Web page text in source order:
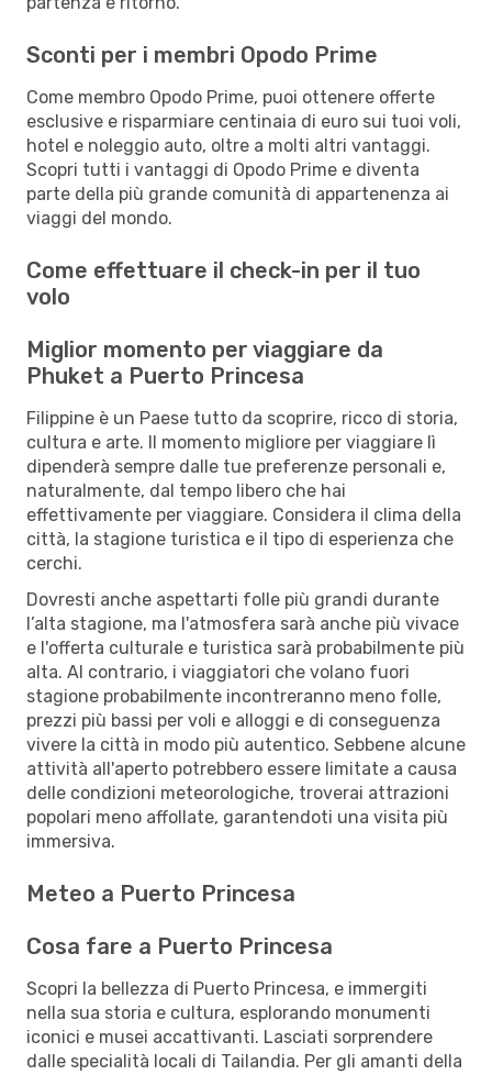
Sconti per i membri Opodo Prime
Come membro Opodo Prime, puoi ottenere offerte
esclusive e risparmiare centinaia di euro sui tuoi voli,
hotel e noleggio auto, oltre a molti altri vantaggi.
Scopri tutti i vantaggi di Opodo Prime e diventa
parte della più grande comunità di appartenenza ai
viaggi del mondo.
Come effettuare il check-in per il tuo
volo
Miglior momento per viaggiare da
Phuket a Puerto Princesa
Filippine è un Paese tutto da scoprire, ricco di storia,
cultura e arte. Il momento migliore per viaggiare lì
dipenderà sempre dalle tue preferenze personali e,
naturalmente, dal tempo libero che hai
effettivamente per viaggiare. Considera il clima della
città, la stagione turistica e il tipo di esperienza che
cerchi.
Dovresti anche aspettarti folle più grandi durante
l’alta stagione, ma l'atmosfera sarà anche più vivace
e l'offerta culturale e turistica sarà probabilmente più
alta. Al contrario, i viaggiatori che volano fuori
stagione probabilmente incontreranno meno folle,
prezzi più bassi per voli e alloggi e di conseguenza
vivere la città in modo più autentico. Sebbene alcune
attività all'aperto potrebbero essere limitate a causa
delle condizioni meteorologiche, troverai attrazioni
popolari meno affollate, garantendoti una visita più
immersiva.
Meteo a Puerto Princesa
Cosa fare a Puerto Princesa
Scopri la bellezza di Puerto Princesa, e immergiti
nella sua storia e cultura, esplorando monumenti
iconici e musei accattivanti. Lasciati sorprendere
dalle specialità locali di Tailandia. Per gli amanti della